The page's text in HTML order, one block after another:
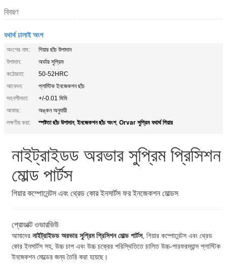
বিবরণ
যথার্থ ঢালাই অংশ
অংশের নাম:
গিয়ার ছাঁচ উপাদান
উপাদান:
অর্ভার সুপ্রিম
কঠোরতা:
50-52HRC
আবেদন:
প্লাস্টিক ইনজেকশন ছাঁচ
সহনশীলতা:
+/-0.01 মিমি
আকার:
অঙ্কন অনুযায়ী
লক্ষণীয় করা:
স্পষ্টতা ছাঁচ উপাদান, ইনজেকশন ছাঁচ অংশ, Orvar সুপ্রিম যথার্থ গিয়ার
নাইট্রাইডড অরভার সুপ্রিম প্রিসিশন
মোল্ড পার্টস
গিয়ার কম্পোনেন্টস এবং থ্রেড কোর ইনসার্টস ফর ইনজেকশন মোল্ডস
প্রোডাক্ট ওভারভিউ
আমাদের নাইট্রাইডড অরভার সুপ্রিম প্রিসিশন মোল্ড পার্টস, গিয়ার কম্পোনেন্টস এবং থ্রেড
কোর ইনসার্টস সহ, উচ্চ চাপ এবং উচ্চ চক্রের পরিস্থিতিতে চালিত উচ্চ-পারফরম্যান্স প্লাস্টিক
ইনজেকশন মোল্ডের জন্য তৈরি করা হয়েছে।